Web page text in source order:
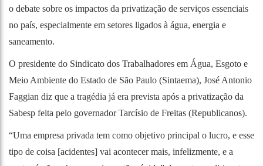
o debate sobre os impactos da privatização de serviços essenciais
no país, especialmente em setores ligados à água, energia e
saneamento.
O presidente do Sindicato dos Trabalhadores em Água, Esgoto e
Meio Ambiente do Estado de São Paulo (Sintaema), José Antonio
Faggian diz que a tragédia já era prevista após a privatização da
Sabesp feita pelo governador Tarcísio de Freitas (Republicanos).
“Uma empresa privada tem como objetivo principal o lucro, e esse
tipo de coisa [acidentes] vai acontecer mais, infelizmente, e a